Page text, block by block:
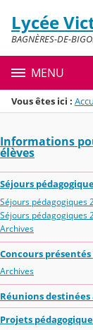
Menu de la
Contenu
Lycée
BAGNÈRES-DE-
MENU
Vous êtes ici :
Informations
élèves
Séjours
Séjours pédagogiques
Séjours pédagogiques
Archives
Concours
Archives
Réunions
Projets